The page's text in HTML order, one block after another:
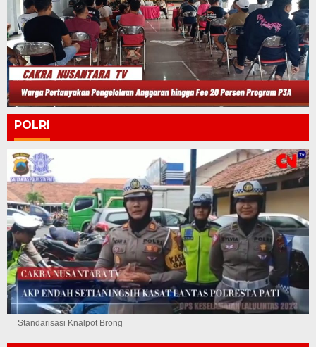
POLRI
Standarisasi Knalpot Brong